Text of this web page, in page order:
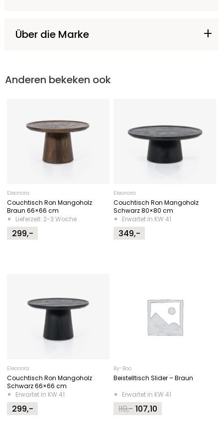
Über die Marke
Anderen bekeken ook
Eleonora
Couchtisch Ron Mangoholz
Braun 66×66 cm
Lieferzeit: 2-3 Woche
299,-
Eleonora
Couchtisch Ron Mangoholz
Schwarz 80×80 cm
Erwartet in KW 41
349,-
Eleonora
Couchtisch Ron Mangoholz
Schwarz 66×66 cm
Erwartet in KW 41
299,-
By-Boo
Beistelltisch Slider – Braun
Erwartet in KW 41
119,-
Original107,10
Current